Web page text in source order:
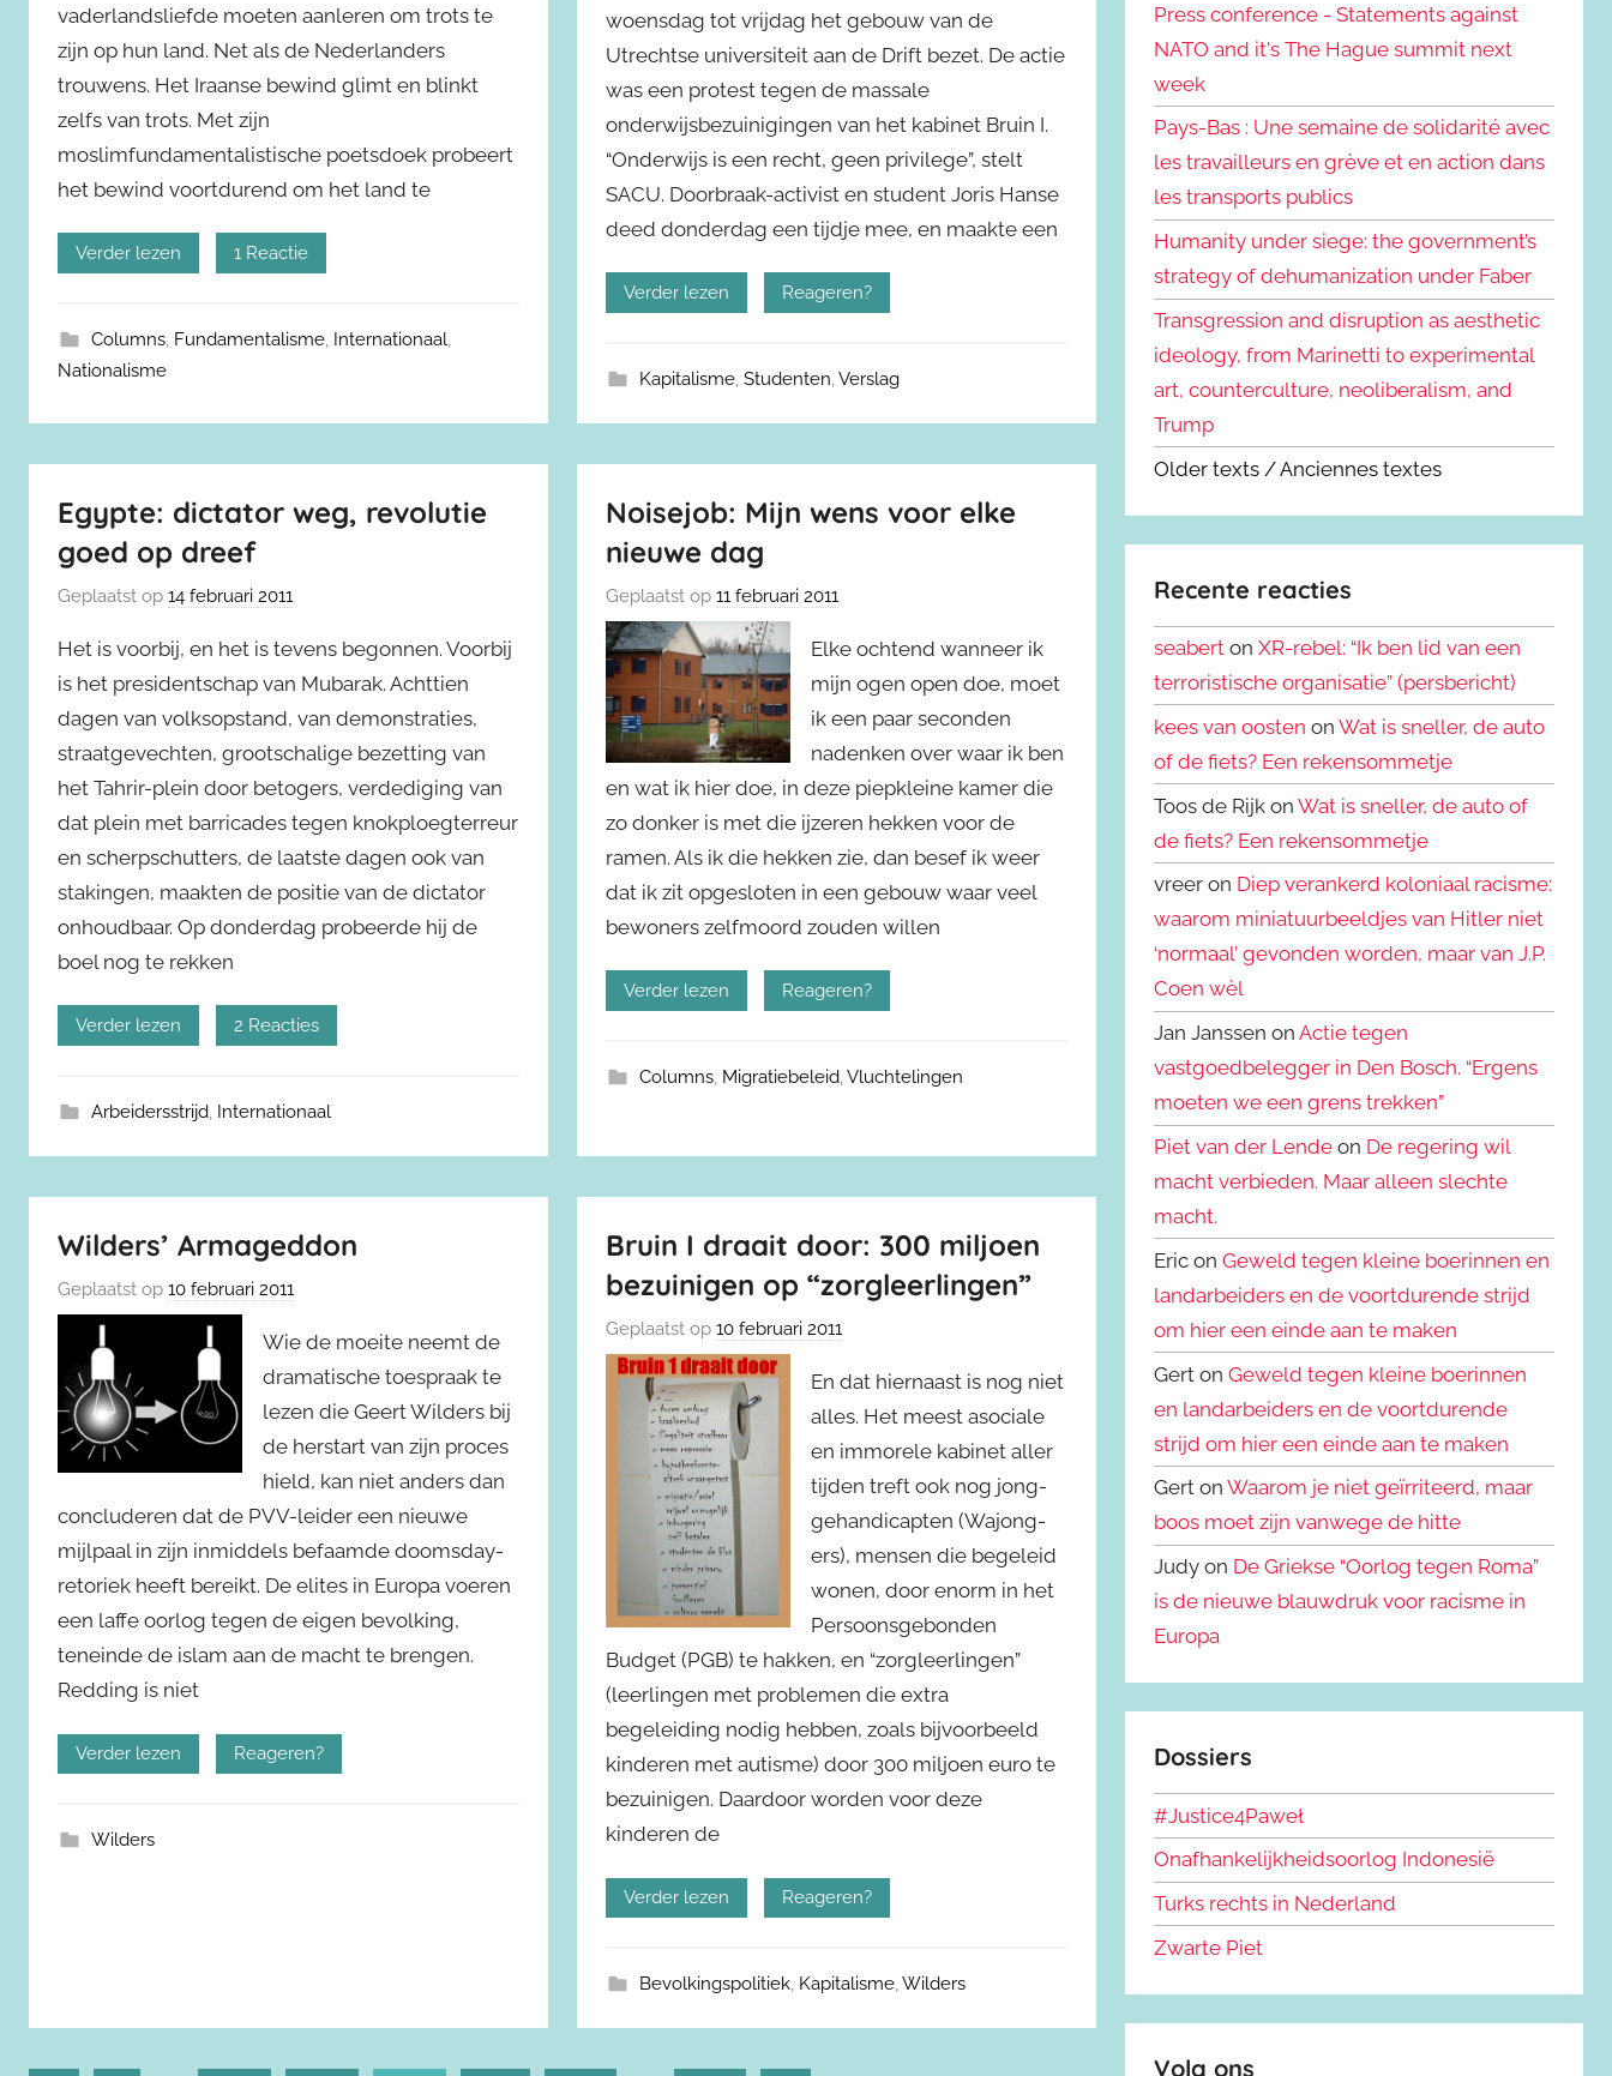
vaderlandsliefde moeten aanleren om trots te
zijn op hun land. Net als de Nederlanders
trouwens. Het Iraanse bewind glimt en blinkt
zelfs van trots. Met zijn
moslimfundamentalistische poetsdoek probeert
het bewind voortdurend om het land te
Verder lezen 1 Reactie
Columns, Fundamentalisme, Internationaal,
Nationalisme
woensdag tot vrijdag het gebouw van de
Utrechtse universiteit aan de Drift bezet. De actie
was een protest tegen de massale
onderwijsbezuinigingen van het kabinet Bruin I.
“Onderwijs is een recht, geen privilege”, stelt
SACU. Doorbraak-activist en student Joris Hanse
deed donderdag een tijdje mee, en maakte een
Verder lezen Reageren?
Kapitalisme, Studenten,Verslag
Egypte: dictator weg, revolutie
goed op dreef
Geplaatst op 14 februari 2011
Het is voorbij, en het is tevens begonnen. Voorbij
is het presidentschap van Mubarak. Achttien
dagen van volksopstand, van demonstraties,
straatgevechten, grootschalige bezetting van
het Tahrir-plein door betogers, verdediging van
dat plein met barricades tegen knokploegterreur
en scherpschutters, de laatste dagen ook van
stakingen, maakten de positie van de dictator
onhoudbaar. Op donderdag probeerde hij de
boel nog te rekken
Verder lezen 2 Reacties
Arbeidersstrijd, Internationaal
Noisejob: Mijn wens voor elke
nieuwe dag
Geplaatst op11 februari 2011
Elke ochtend wanneer ik
mijn ogen open doe, moet
ik een paar seconden
nadenken over waar ik ben
en wat ik hier doe, in deze piepkleine kamer die
zo donker is met die ijzeren hekken voor de
ramen. Als ik die hekken zie, dan besef ik weer
dat ik zit opgesloten in een gebouw waar veel
bewoners zelfmoord zouden willen
Verder lezen Reageren?
Columns, Migratiebeleid,Vluchtelingen
Wilders’ Armageddon
Geplaatst op 10 februari 2011
Wie de moeite neemt de
dramatische toespraak te
lezen die Geert Wilders bij
de herstart van zijn proces
hield, kan niet anders dan
concluderen dat de PVV-leider een nieuwe
mijlpaal in zijn inmiddels befaamde doomsday-
retoriek heeft bereikt. De elites in Europa voeren
een laffe oorlog tegen de eigen bevolking,
teneinde de islam aan de macht te brengen.
Redding is niet
Verder lezen Reageren?
Wilders
Bruin I draait door: 300 miljoen
bezuinigen op “zorgleerlingen”
Geplaatst op10 februari 2011
En dat hiernaast is nog niet
alles. Het meest asociale
en immorele kabinet aller
tijden treft ook nog jong-
gehandicapten (Wajong-
ers), mensen die begeleid
wonen, door enorm in het
Persoonsgebonden
Budget (PGB) te hakken, en “zorgleerlingen”
(leerlingen met problemen die extra
begeleiding nodig hebben, zoals bijvoorbeeld
kinderen met autisme) door 300 miljoen euro te
bezuinigen. Daardoor worden voor deze
kinderen de
Verder lezen Reageren?
Bevolkingspolitiek, Kapitalisme,Wilders
Press conference - Statements against
NATO and it's The Hague summit next
week
Pays-Bas : Une semaine de solidarité avec
les travailleurs en grève et en action dans
les transports publics
Humanity under siege: the government’s
strategy of dehumanization under Faber
Transgression and disruption as aesthetic
ideology, from Marinetti to experimental
art, counterculture, neoliberalism, and
Trump
Older texts / Anciennes textes
Recente reacties
seabert onXR-rebel: “Ik ben lid van een
terroristische organisatie” (persbericht)
kees van oosten onWat is sneller, de auto
of de fiets? Een rekensommetje
Toos de Rijk onWat is sneller, de auto of
de fiets? Een rekensommetje
vreer on Diep verankerd koloniaal racisme:
waarom miniatuurbeeldjes van Hitler niet
‘normaal’ gevonden worden, maar van J.P.
Coen wèl
Jan Janssen onActie tegen
vastgoedbelegger in Den Bosch. “Ergens
moeten we een grens trekken”
Piet van der Lende on De regering wil
macht verbieden. Maar alleen slechte
macht.
Eric onGeweld tegen kleine boerinnen en
landarbeiders en de voortdurende strijd
om hier een einde aan te maken
Gert onGeweld tegen kleine boerinnen
en landarbeiders en de voortdurende
strijd om hier een einde aan te maken
Gert onWaarom je niet geïrriteerd, maar
boos moet zijn vanwege de hitte
Judy on De Griekse “Oorlog tegen Roma”
is de nieuwe blauwdruk voor racisme in
Europa
Dossiers
#Justice4Paweł
Onafhankelijkheidsoorlog Indonesië
Turks rechts in Nederland
Zwarte Piet
Volg ons